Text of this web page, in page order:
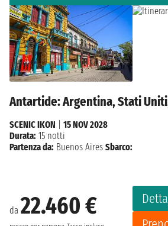
Antartide: Argentina, Stati
da 22.460 €
SCENIC IKON
15 NOV 2028
Durata: 15 notti
Partenza da: Buenos Aires Sbarco: